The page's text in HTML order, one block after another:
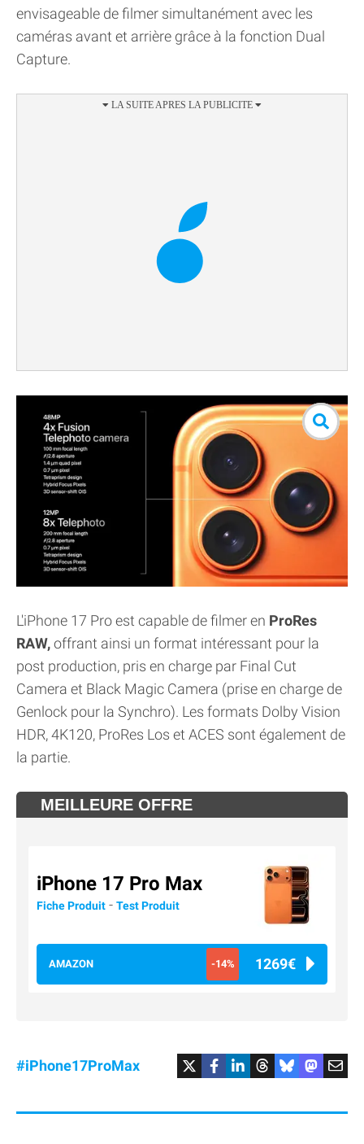
envisageable de filmer simultanément avec les
caméras avant et arrière grâce à la fonction Dual
Capture.
L'iPhone 17 Pro est capable de filmer en ProRes
RAW,offrant ainsi un format intéressant pour la
post production, pris en charge par Final Cut
Camera et Black Magic Camera (prise en charge de
Genlock pour la Synchro). Les formats Dolby Vision
HDR, 4K120, ProRes Los et ACES sont également de
la partie.
MEILLEURE OFFRE
iPhone 17 Pro Max
Fiche Produit - Test Produit
AMAZON -14% 1269€
#iPhone17ProMax